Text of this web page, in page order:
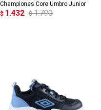
Championes Core Umbro Junior
$ 1.432 $ 1.790